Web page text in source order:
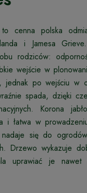
to cenna polska
i Jamesa
rodziców:
wejście w
jednak po wejściu w
spada, dzięki
Korona
i łatwa w
nadaje się do
Drzewo wykazuje
uprawiać je nawet